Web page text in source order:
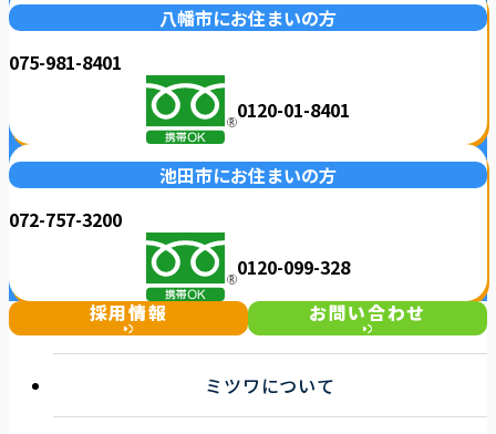
八幡市にお住まいの方
075-981-8401
0120-01-8401
池田市にお住まいの方
072-757-3200
0120-099-328
採用情報
お問い合わせ
ミツワについて